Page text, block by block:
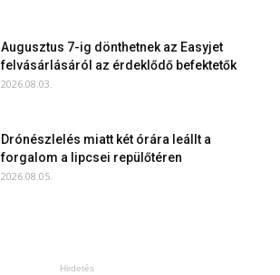
Augusztus 7-ig dönthetnek az Easyjet
felvásárlásáról az érdeklődő befektetők
2026.08.03.
Drónészlelés miatt két órára leállt a
forgalom a lipcsei repülőtéren
2026.08.05.
Hirdetés